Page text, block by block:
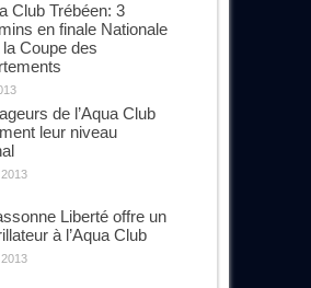
Club Trébéen: 3
en finale Nationale
Coupe des
de l’Aqua Club
leur niveau
Liberté offre un
à l’Aqua Club